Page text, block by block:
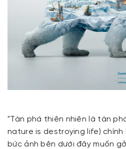
"Tàn phá thiên nhiên là tàn
nature is destroying life)
bức ảnh bên dưới đây muốn